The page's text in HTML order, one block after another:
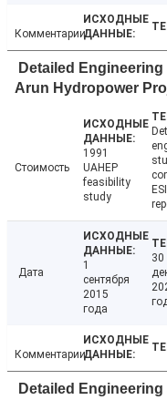
Комментарии
Detailed
Arun Hydropower
Стоимость
1991
UAHEP
feasibility
study
Дата
1
сентября
2015
года
30
Комментарии
Detailed